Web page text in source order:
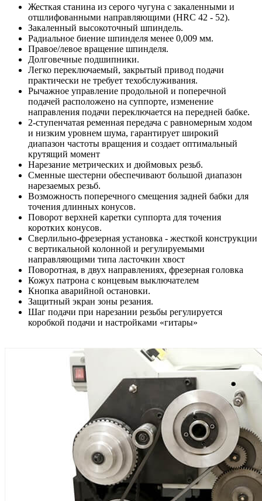
Жесткая станина из серого чугуна с закаленными и
отшлифованными направляющими (HRC 42 - 52).
Закаленный высокоточный шпиндель.
Радиальное биение шпинделя менее 0,009 мм.
Правое/левое вращение шпинделя.
Долговечные подшипники.
Легко переключаемый, закрытый привод подачи
практически не требует техобслуживания.
Рычажное управление продольной и поперечной
подачей расположено на суппорте, изменение
направления подачи переключается на передней бабке.
2-ступенчатая ременная передача с равномерным ходом
и низким уровнем шума, гарантирует широкий
диапазон частоты вращения и создает оптимальный
крутящий момент
Нарезание метрических и дюймовых резьб.
Сменные шестерни обеспечивают большой диапазон
нарезаемых резьб.
Возможность поперечного смещения задней бабки для
точения длинных конусов.
Поворот верхней каретки суппорта для точения
коротких конусов.
Сверлильно-фрезерная установка - жесткой конструкции
с вертикальной колонной и регулируемыми
направляющими типа ласточкин хвост
Поворотная, в двух направлениях, фрезерная головка
Кожух патрона с концевым выключателем
Кнопка аварийной остановки.
Защитный экран зоны резания.
Шаг подачи при нарезании резьбы регулируется
коробкой подачи и настройками «гитары»